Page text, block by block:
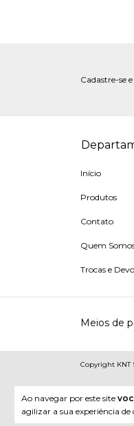
Ao navegar por este site
agilizar a sua experiência
Cadastre-se
Início
Produtos
Contato
Quem
Trocas e
Meios de
Copyright KNT